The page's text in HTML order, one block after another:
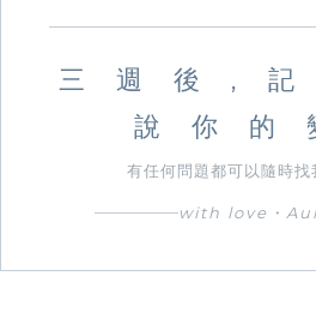
三 週 後 , 記
說 你 的
有任何問題都可以隨時找
with love・